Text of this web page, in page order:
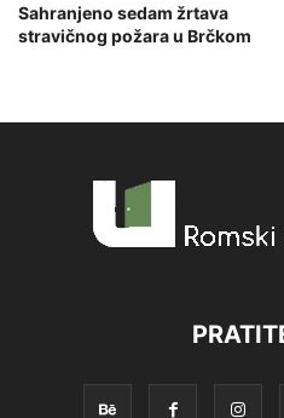
Sahranjeno sedam žrtava
stravičnog požara u Brčkom